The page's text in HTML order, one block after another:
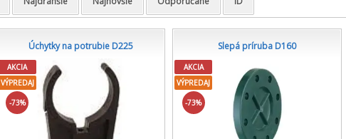
Úchytky na potrubie D225
AKCIA
VÝPREDAJ
-73%
Slepá príruba D160
AKCIA
VÝPREDAJ
-73%